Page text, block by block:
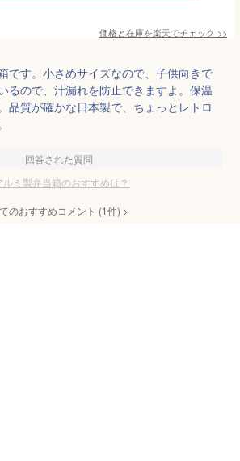
価格と在庫を楽天でチェック >>
です。小さめサイズなので、子供向きで
るので、汁漏れを防止できますよ。保温
品質が確かな日本製で、ちょっとレトロ
回答された質問
ミ製弁当箱のおすすめは？
のおすすめコメント (1件) >